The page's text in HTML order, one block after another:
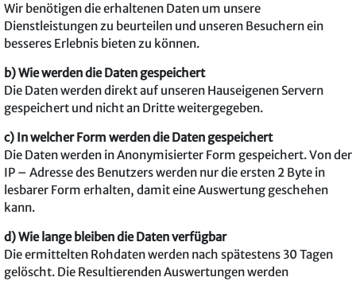
Wir benötigen die erhaltenen Daten um unsere
Dienstleistungen zu beurteilen und unseren Besuchern ein
besseres Erlebnis bieten zu können.
b) Wie werden die Daten gespeichert
Die Daten werden direkt auf unseren Hauseigenen Servern
gespeichert und nicht an Dritte weitergegeben.
c) In welcher Form werden die Daten gespeichert
Die Daten werden in Anonymisierter Form gespeichert. Von der
IP – Adresse des Benutzers werden nur die ersten 2 Byte in
lesbarer Form erhalten, damit eine Auswertung geschehen
kann.
d) Wie lange bleiben die Daten verfügbar
Die ermittelten Rohdaten werden nach spätestens 30 Tagen
gelöscht. Die Resultierenden Auswertungen werden